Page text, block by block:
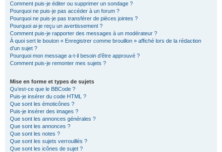
Comment puis-je éditer ou supprimer un sondage ?
Pourquoi ne puis-je pas accéder à un forum ?
Pourquoi ne puis-je pas transférer de pièces jointes ?
Pourquoi ai-je reçu un avertissement ?
Comment puis-je rapporter des messages à un modérateur ?
À quoi sert le bouton « Enregistrer comme brouillon » affiché lors de la rédaction
d’un sujet ?
Pourquoi mon message a-t-il besoin d’être approuvé ?
Comment puis-je remonter mes sujets ?
Mise en forme et types de sujets
Qu’est-ce que le BBCode ?
Puis-je insérer du code HTML ?
Que sont les émoticônes ?
Puis-je insérer des images ?
Que sont les annonces générales ?
Que sont les annonces ?
Que sont les notes ?
Que sont les sujets verrouillés ?
Que sont les icônes de sujet ?